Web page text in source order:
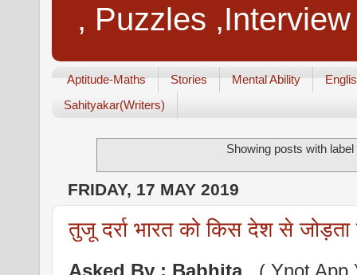
, Puzzles
Aptitude-Maths Stories Mental Ability
Sahityakar(Writers)
Showing posts with label
FRIDAY, 17 MAY 2019
तुजू दर्रा भारत को किस देश से जोड़ता